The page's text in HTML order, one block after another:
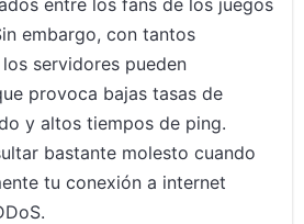
embargo, con tantos
servidores pueden
provoca bajas tasas de
y altos tiempos de ping.
bastante molesto cuando
tu conexión a internet